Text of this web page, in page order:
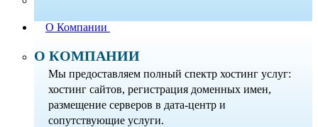
О Компании
О КОМПАНИИ
Мы предоставляем полный спектр хостинг услуг:
хостинг сайтов, регистрация доменных имен,
размещение серверов в дата-центр и
сопутствующие услуги.